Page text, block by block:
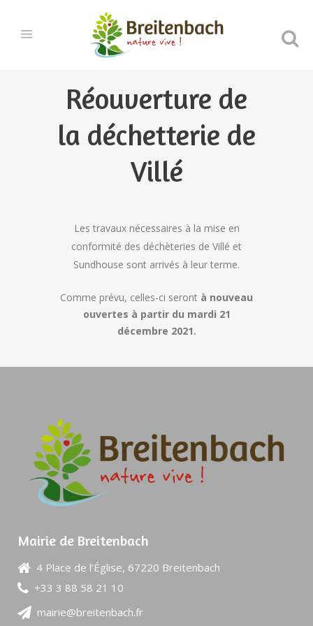
Réouverture de
la déchetterie de
Villé
Les travaux nécessaires à la mise en
conformité des déchèteries de Villé et
Sundhouse sont arrivés à leur terme.
Comme prévu, celles-ci seront à nouveau
ouvertes à partir du mardi 21
décembre 2021.
Mairie de Breitenbach
4 Place de l’Église, 67220 Breitenbach
+33 3 88 58 21 10
mairie@breitenbach.fr